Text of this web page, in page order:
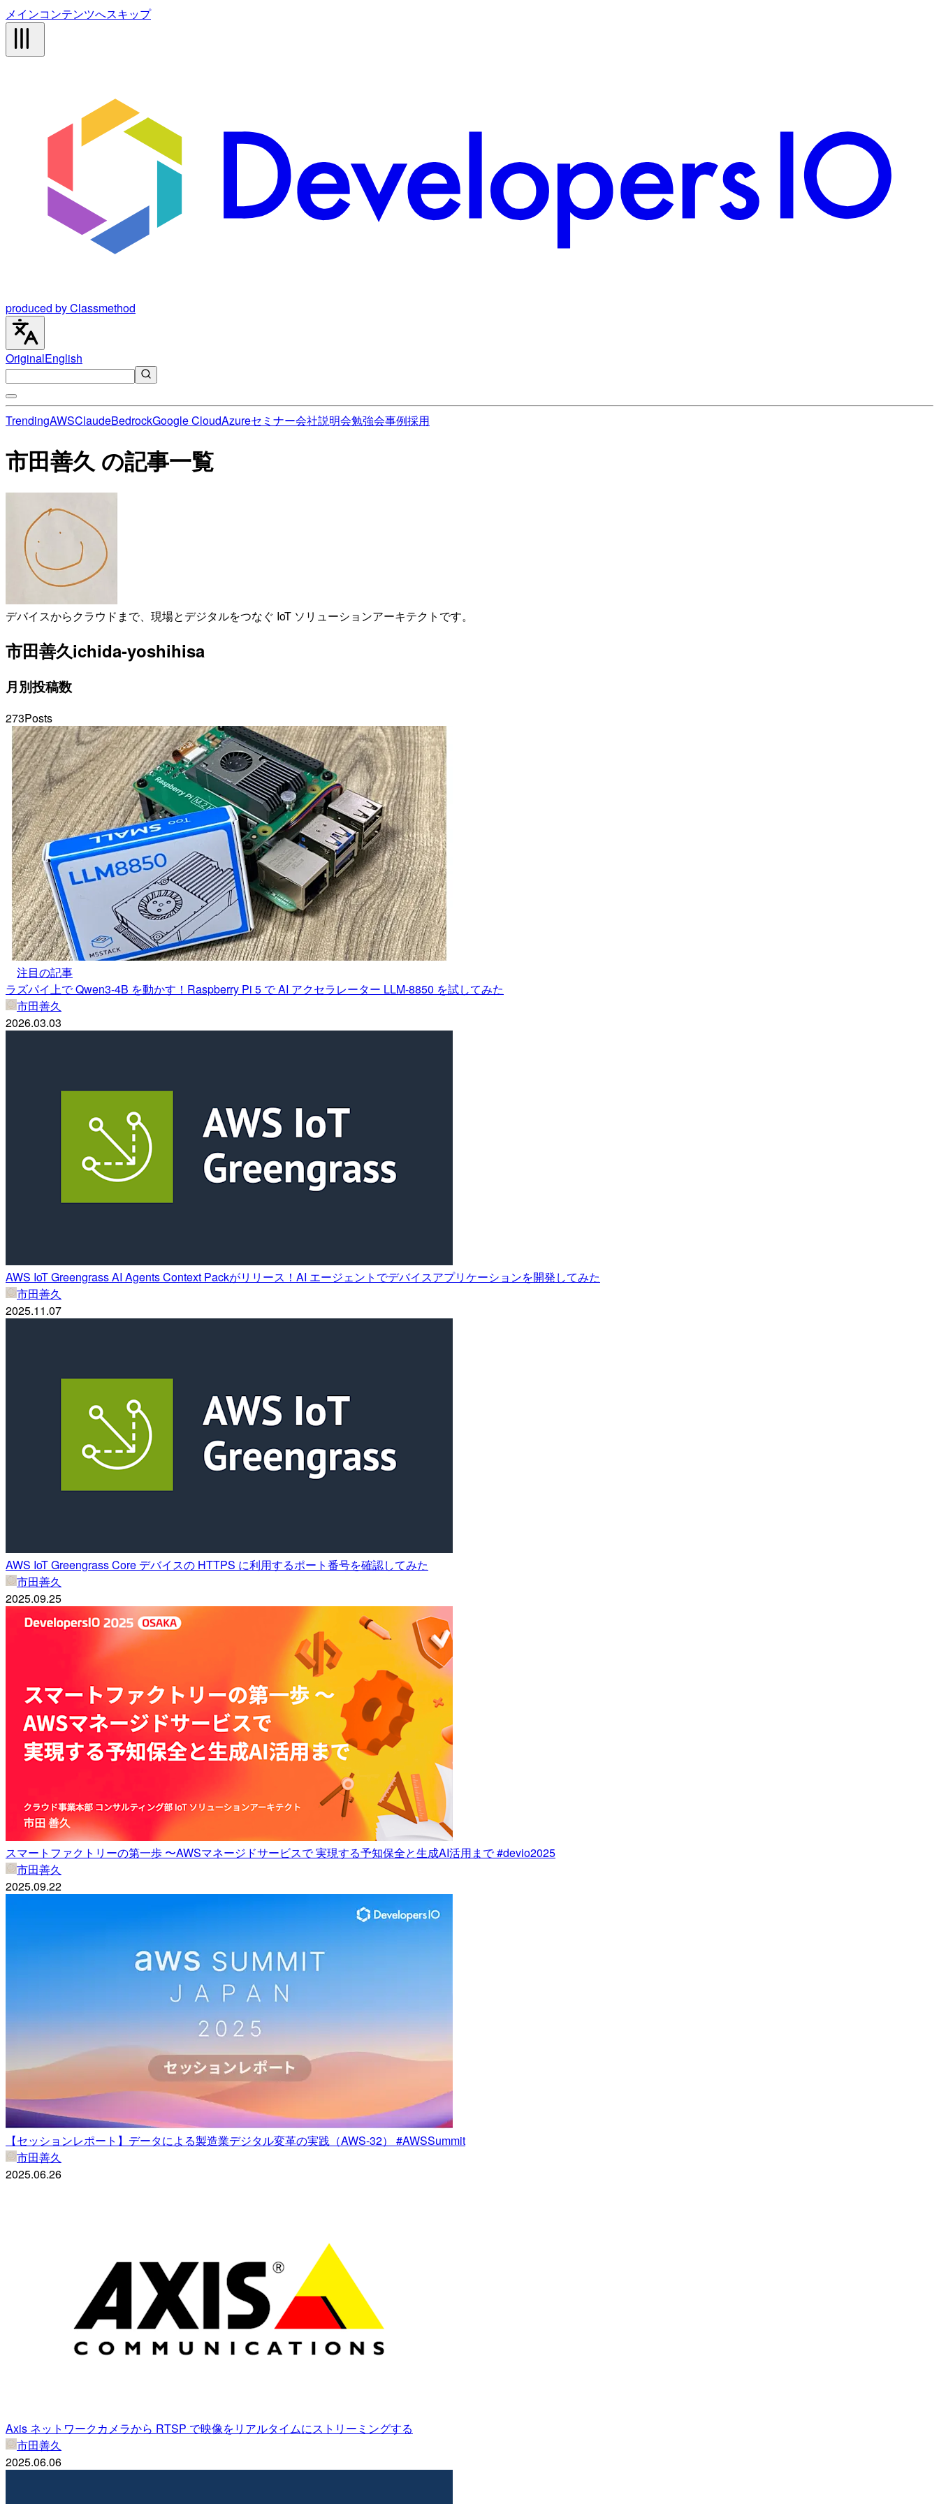
メインコンテンツへスキップ
produced by Classmethod
OriginalEnglish
TrendingAWSClaudeBedrockGoogle CloudAzureセミナー会社説明会勉強会事例採用
市田善久 の記事一覧
デバイスからクラウドまで、現場とデジタルをつなぐ IoT ソリューションアーキテクトです。
市田善久ichida-yoshihisa
月別投稿数
273Posts
注目の記事
ラズパイ上で Qwen3-4B を動かす！Raspberry Pi 5 で AI アクセラレーター LLM-8850 を試してみた
市田善久
2026.03.03
AWS IoT Greengrass AI Agents Context Packがリリース！AI エージェントでデバイスアプリケーションを開発してみた
市田善久
2025.11.07
AWS IoT Greengrass Core デバイスの HTTPS に利用するポート番号を確認してみた
市田善久
2025.09.25
スマートファクトリーの第一歩 〜AWSマネージドサービスで 実現する予知保全と生成AI活用まで #devio2025
市田善久
2025.09.22
【セッションレポート】データによる製造業デジタル変革の実践（AWS-32） #AWSSummit
市田善久
2025.06.26
Axis ネットワークカメラから RTSP で映像をリアルタイムにストリーミングする
市田善久
2025.06.06